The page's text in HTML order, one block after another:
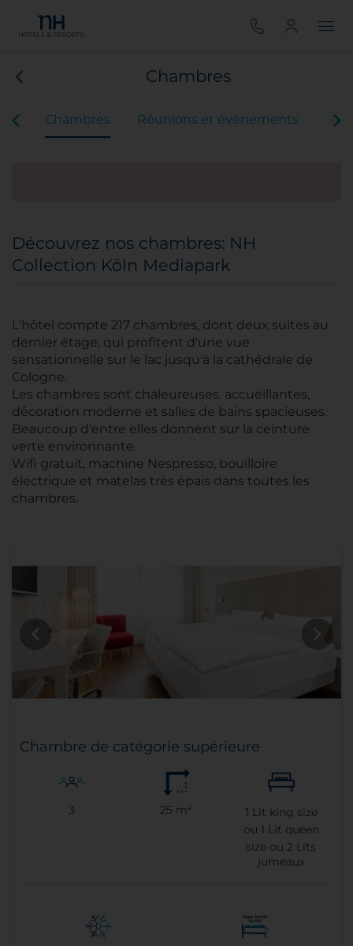
Chambres
Chambres Réunions et événements
Découvrez nos chambres: NH
Collection Köln Mediapark
L'hôtel compte 217 chambres, dont deux suites au
dernier étage, qui profitent d'une vue
sensationnelle sur le lac jusqu'à la cathédrale de
Cologne.
Les chambres sont chaleureuses. accueillantes,
décoration moderne et salles de bains spacieuses.
Beaucoup d'entre elles donnent sur la ceinture
verte environnante.
Wifi gratuit, machine Nespresso, bouilloire
électrique et matelas très épais dans toutes les
chambres.
Chambre de catégorie supérieure
3 25 m² 1 Lit king size
ou 1 Lit queen
size ou 2 Lits
jumeaux